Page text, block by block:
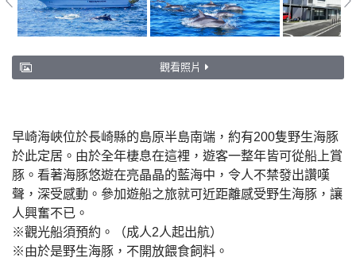
觀看照片
早崎海峽位於長崎縣的島原半島南端，約有200隻野生海豚
於此定居。由於全年棲息在這裡，遊客一整年皆可從船上賞
豚。看著海豚悠遊在亮晶晶的藍海中，令人不禁發出讚嘆
聲，深受感動。參加遊船之旅就可近距離感受野生海豚，讓
人興奮不已。
※觀光船須預約。（成人2人起出航）
※由於是野生海豚，不開放餵食飼料。